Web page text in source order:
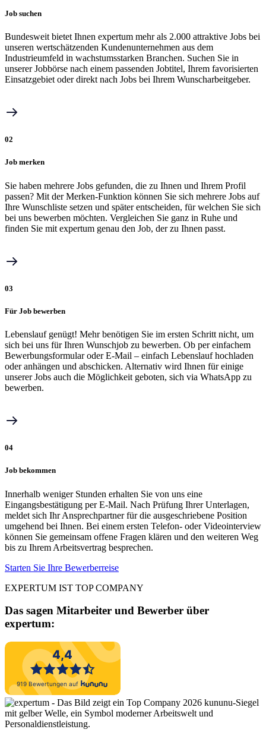
Job suchen
Bundesweit bietet Ihnen expertum mehr als 2.000 attraktive Jobs bei
unseren wertschätzenden Kundenunternehmen aus dem
Industrieumfeld in wachstumsstarken Branchen. Suchen Sie in
unserer Jobbörse nach einem passenden Jobtitel, Ihrem favorisierten
Einsatzgebiet oder direkt nach Jobs bei Ihrem Wunscharbeitgeber.
02
Job merken
Sie haben mehrere Jobs gefunden, die zu Ihnen und Ihrem Profil
passen? Mit der Merken-Funktion können Sie sich mehrere Jobs auf
Ihre Wunschliste setzen und später entscheiden, für welchen Sie sich
bei uns bewerben möchten. Vergleichen Sie ganz in Ruhe und
finden Sie mit expertum genau den Job, der zu Ihnen passt.
03
Für Job bewerben
Lebenslauf genügt! Mehr benötigen Sie im ersten Schritt nicht, um
sich bei uns für Ihren Wunschjob zu bewerben. Ob per einfachem
Bewerbungsformular oder E-Mail – einfach Lebenslauf hochladen
oder anhängen und abschicken. Alternativ wird Ihnen für einige
unserer Jobs auch die Möglichkeit geboten, sich via WhatsApp zu
bewerben.
04
Job bekommen
Innerhalb weniger Stunden erhalten Sie von uns eine
Eingangsbestätigung per E-Mail. Nach Prüfung Ihrer Unterlagen,
meldet sich Ihr Ansprechpartner für die ausgeschriebene Position
umgehend bei Ihnen. Bei einem ersten Telefon- oder Videointerview
können Sie gemeinsam offene Fragen klären und den weiteren Weg
bis zu Ihrem Arbeitsvertrag besprechen.
Starten Sie Ihre Bewerberreise
EXPERTUM IST TOP COMPANY
Das sagen Mitarbeiter und Bewerber über
expertum: